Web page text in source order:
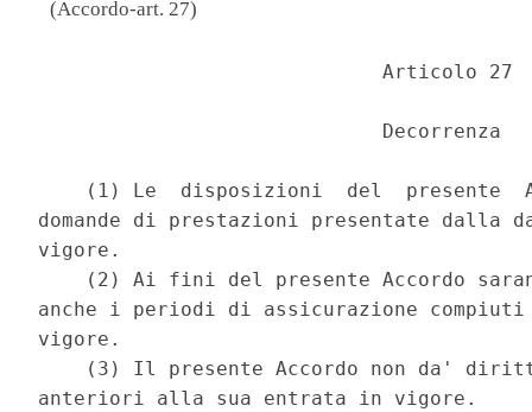
(Accordo-art. 27)
                             Articolo 27
                             Decorrenza
(1) Le  disposizioni  del  presente
domande di prestazioni presentate
vigore.
(2) Ai fini del presente Accordo
anche i periodi di assicurazione
vigore.
(3) Il presente Accordo non da'
anteriori alla sua entrata in vigore.